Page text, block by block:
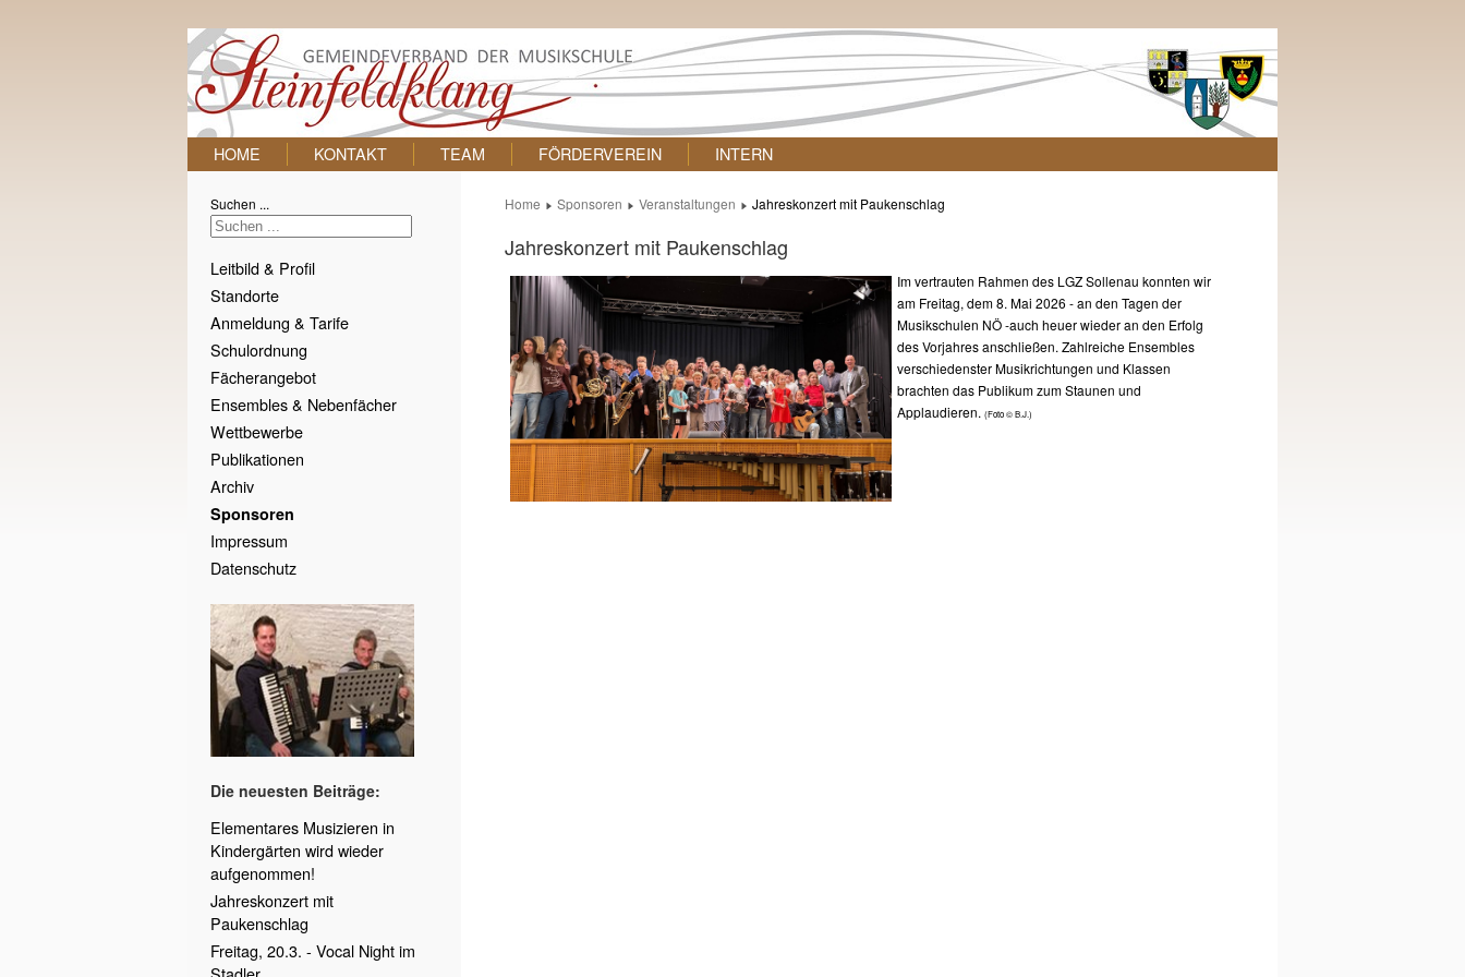
HOME KONTAKT TEAM FÖRDERVEREIN INTERN
Suchen ...
Leitbild & Profil
Standorte
Anmeldung & Tarife
Schulordnung
Fächerangebot
Ensembles & Nebenfächer
Wettbewerbe
Publikationen
Archiv
Sponsoren
Impressum
Datenschutz
Die neuesten Beiträge:
Elementares Musizieren in
Kindergärten wird wieder
aufgenommen!
Jahreskonzert mit
Paukenschlag
Freitag, 20.3. - Vocal Night im
Home Sponsoren Veranstaltungen Jahreskonzert mit Paukenschlag
Jahreskonzert mit Paukenschlag
Im vertrauten Rahmen des LGZ Sollenau konnten wir
am Freitag, dem 8. Mai 2026 - an den Tagen der
Musikschulen NÖ -auch heuer wieder an den Erfolg
des Vorjahres anschließen. Zahlreiche Ensembles
verschiedenster Musikrichtungen und Klassen
brachten das Publikum zum Staunen und
Applaudieren. (Foto © B.J.)